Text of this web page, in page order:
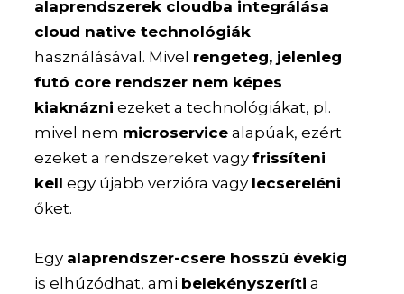
alaprendszerek cloudba integrálása
cloud native technológiák
használásával. Mivel rengeteg, jelenleg
futó core rendszer nem képes
kiaknázni ezeket a technológiákat, pl.
mivel nem microservice alapúak, ezért
ezeket a rendszereket vagyfrissíteni
kell egy újabb verzióra vagy lecsereléni
őket.
Egy alaprendszer-csere hosszú évekig
is elhúzódhat, ami belekényszeríti a